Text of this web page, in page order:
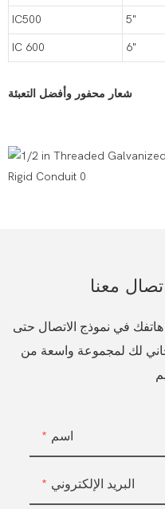
IC500 5"
IC 600 6"
شعار محفور وأفضل التعبئة
معنا
في نموذج الاتصال حتى
لك لمجموعة واسعة من
اسم
البريد الإلكتروني